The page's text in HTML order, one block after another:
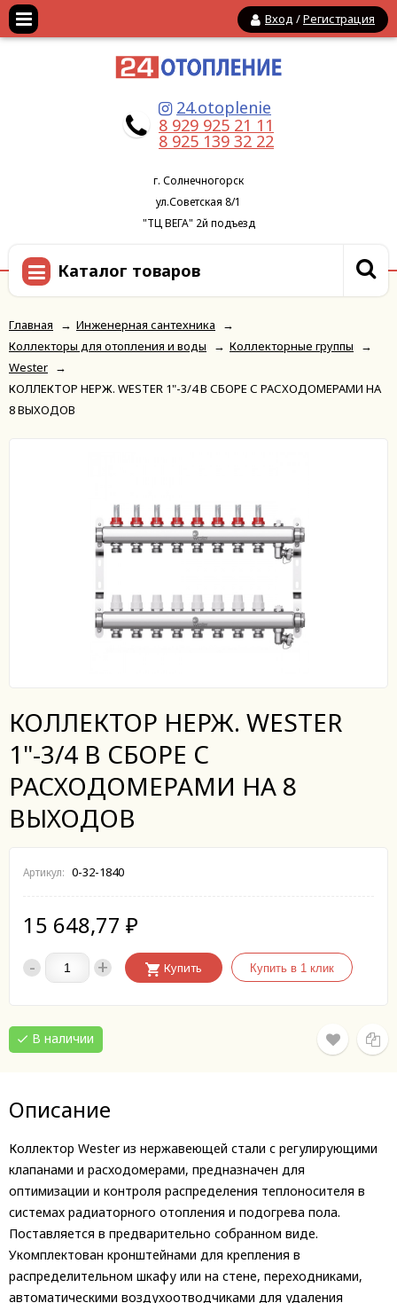
Вход /Регистрация
24.otoplenie
8 929 925 21 11
8 925 139 32 22
г. Солнечногорск
ул.Советская 8/1
"ТЦ ВЕГА" 2й подъезд
Каталог товаров
Главная → Инженерная сантехника
→
Коллекторы для отопления и воды
→ Коллекторные группы
→
Wester →
КОЛЛЕКТОР НЕРЖ. WESTER 1"-3/4 В СБОРЕ С РАСХОДОМЕРАМИ НА
8 ВЫХОДОВ
КОЛЛЕКТОР НЕРЖ. WESTER
1"-3/4 В СБОРЕ С
РАСХОДОМЕРАМИ НА 8
ВЫХОДОВ
Артикул: 0-32-1840
15 648,77 ₽
- + Купить
В наличии
Описание
Коллектор Wester из нержавеющей стали с регулирующими
клапанами и расходомерами, предназначен для
оптимизации и контроля распределения теплоносителя в
системах радиаторного отопления и подогрева пола.
Поставляется в предварительно собранном виде.
Укомплектован кронштейнами для крепления в
распределительном шкафу или на стене, переходниками,
автоматическими воздухоотводчиками для удаления